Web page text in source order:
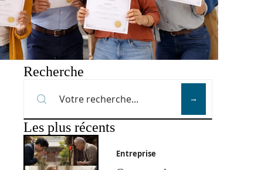
Recherche
Les plus récents
Entreprise